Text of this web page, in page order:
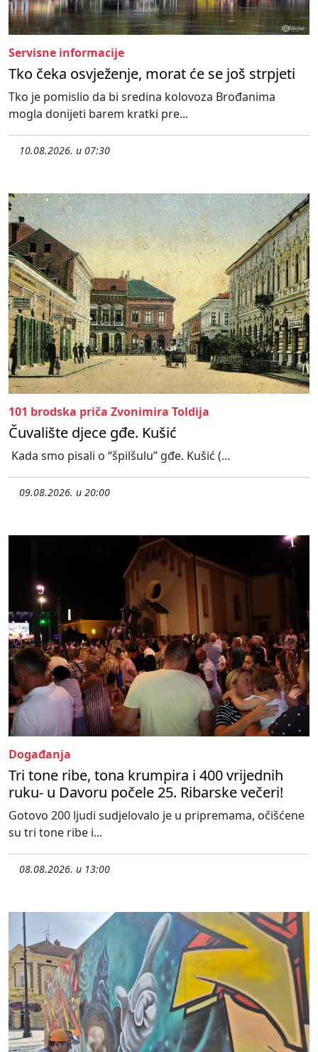
Servisne informacije
Tko čeka osvježenje, morat će se još strpjeti
Tko je pomislio da bi sredina kolovoza Brođanima
mogla donijeti barem kratki pre...
10.08.2026. u 07:30
101 brodska priča Zvonimira Toldija
Čuvalište djece gđe. Kušić
Kada smo pisali o “špilšulu” gđe. Kušić (...
09.08.2026. u 20:00
Događanja
Tri tone ribe, tona krumpira i 400 vrijednih
ruku- u Davoru počele 25. Ribarske večeri!
Gotovo 200 ljudi sudjelovalo je u pripremama, očišćene
su tri tone ribe i...
08.08.2026. u 13:00